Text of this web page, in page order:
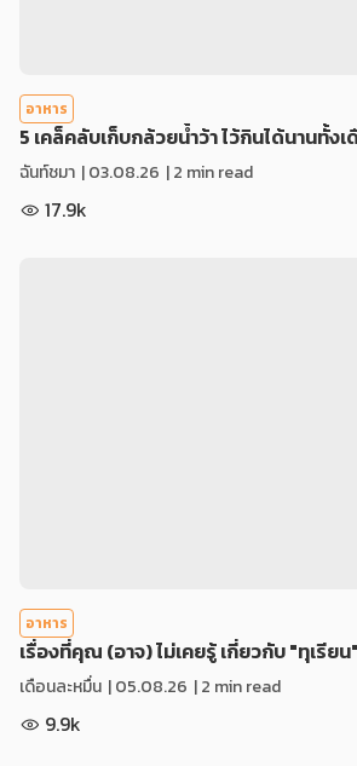
อาหาร
5 เคล็คลับเก็บกล้วยน้ำว้า ไว้กินได้นานทั้งเ
ฉันท์ชมา |03.08.26 | 2 min read
17.9k
อาหาร
เรื่องที่คุณ (อาจ) ไม่เคยรู้ เกี่ยวกับ "ทุเรียน"
เดือนละหมื่น |05.08.26 | 2 min read
9.9k